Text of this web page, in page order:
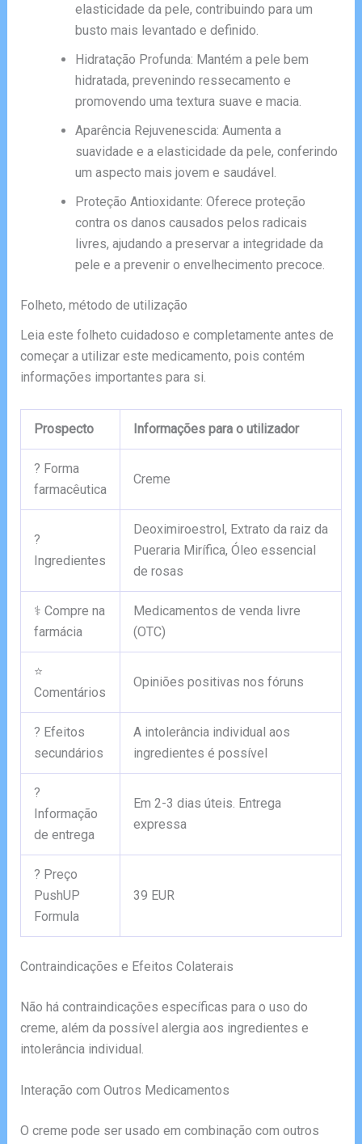
elasticidade da pele, contribuindo para um
busto mais levantado e definido.
Hidratação Profunda: Mantém a pele bem
hidratada, prevenindo ressecamento e
promovendo uma textura suave e macia.
Aparência Rejuvenescida: Aumenta a
suavidade e a elasticidade da pele, conferindo
um aspecto mais jovem e saudável.
Proteção Antioxidante: Oferece proteção
contra os danos causados pelos radicais
livres, ajudando a preservar a integridade da
pele e a prevenir o envelhecimento precoce.
Folheto, método de utilização
Leia este folheto cuidadoso e completamente antes de
começar a utilizar este medicamento, pois contém
informações importantes para si.
Prospecto Informações para o utilizador
? Forma
farmacêutica
Creme
?
Ingredientes
Deoximiroestrol, Extrato da raiz da
Pueraria Mirífica, Óleo essencial
de rosas
⚕️ Compre na
farmácia
Medicamentos de venda livre
(OTC)
⭐
Comentários
Opiniões positivas nos fóruns
? Efeitos
secundários
A intolerância individual aos
ingredientes é possível
?
Informação
de entrega
Em 2-3 dias úteis. Entrega
expressa
? Preço
PushUP
Formula
39 EUR
Contraindicações e Efeitos Colaterais
Não há contraindicações específicas para o uso do
creme, além da possível alergia aos ingredientes e
intolerância individual.
Interação com Outros Medicamentos
O creme pode ser usado em combinação com outros